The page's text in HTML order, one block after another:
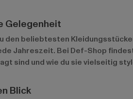
Gelegenheit
den beliebtesten
Jahreszeit. Bei Def-Shop
sind und wie du sie vielseitig
Blick